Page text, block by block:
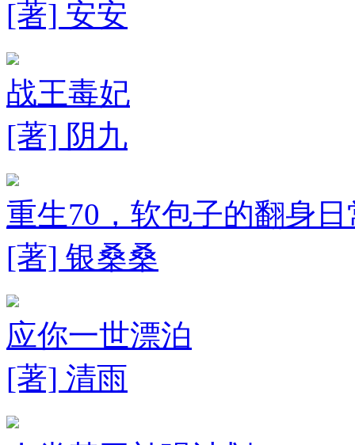
[著] 安安
战王毒妃
[著] 阴九
重生70，软包子的翻身日
[著] 银桑桑
应你一世漂泊
[著] 清雨